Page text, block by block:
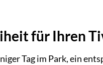
für Ihren
Tag im Park, ein